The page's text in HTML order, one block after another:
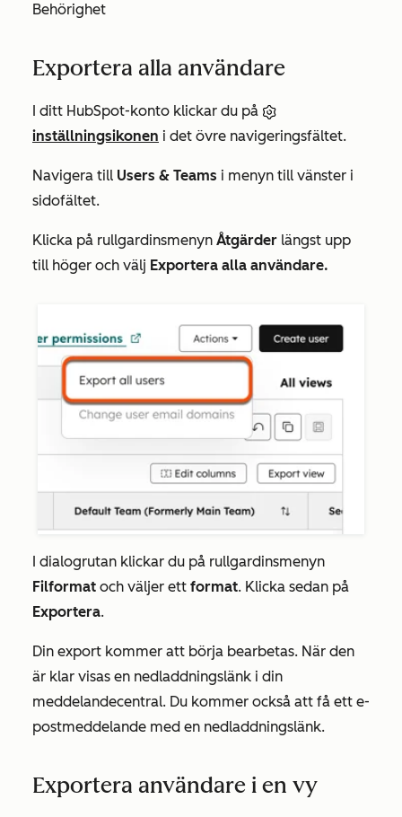
Behörighet
Exportera alla användare
I ditt HubSpot-konto klickar du på
inställningsikonen i det övre navigeringsfältet.
Navigera till Users & Teams i menyn till vänster i
sidofältet.
Klicka på rullgardinsmenyn Åtgärder längst upp
till höger och välj Exportera alla användare.
I dialogrutan klickar du på rullgardinsmenyn
Filformat och väljer ett format. Klicka sedan på
Exportera.
Din export kommer att börja bearbetas. När den
är klar visas en nedladdningslänk i din
meddelandecentral. Du kommer också att få ett e-
postmeddelande med en nedladdningslänk.
Exportera användare i en vy